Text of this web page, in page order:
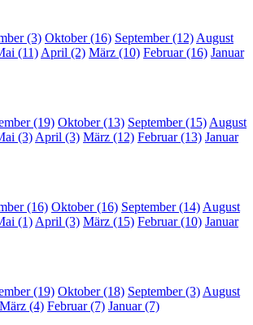
(3) Oktober (16) September (12) August
(11) April (2) März (10) Februar (16) Januar
(19) Oktober (13) September (15) August
(3) April (3) März (12) Februar (13) Januar
(16) Oktober (16) September (14) August
(1) April (3) März (15) Februar (10) Januar
(19) Oktober (18) September (3) August
März (4) Februar (7) Januar (7)